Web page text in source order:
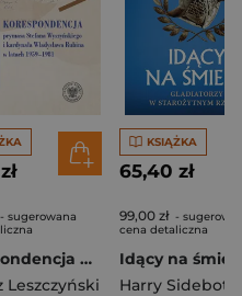
- sugerowana
Korespondencja prymasa Stefana Wyszyńskiego i kard. Władysława Rubina w latach 1959-1981
Leszczyński
KSIĄŻKA
65,40 zł
99,00 zł -
cena detaliczna
Harry